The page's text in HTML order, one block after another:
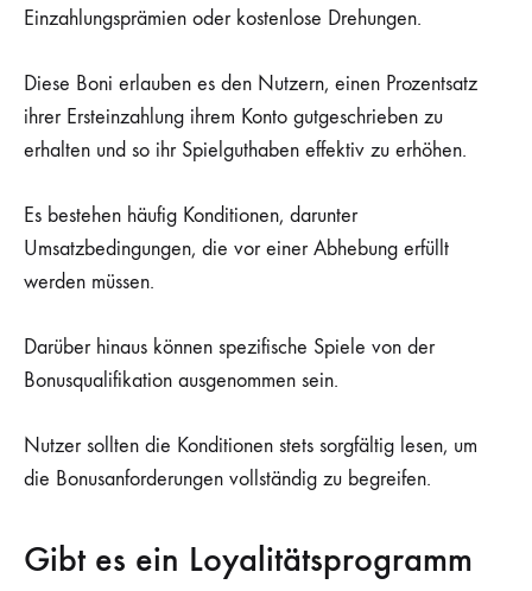
Einzahlungsprämien oder kostenlose Drehungen.
Diese Boni erlauben es den Nutzern, einen Prozentsatz
ihrer Ersteinzahlung ihrem Konto gutgeschrieben zu
erhalten und so ihr Spielguthaben effektiv zu erhöhen.
Es bestehen häufig Konditionen, darunter
Umsatzbedingungen, die vor einer Abhebung erfüllt
werden müssen.
Darüber hinaus können spezifische Spiele von der
Bonusqualifikation ausgenommen sein.
Nutzer sollten die Konditionen stets sorgfältig lesen, um
die Bonusanforderungen vollständig zu begreifen.
Gibt es ein Loyalitätsprogramm